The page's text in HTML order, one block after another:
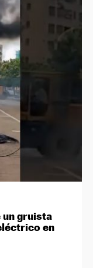
un gruista
en